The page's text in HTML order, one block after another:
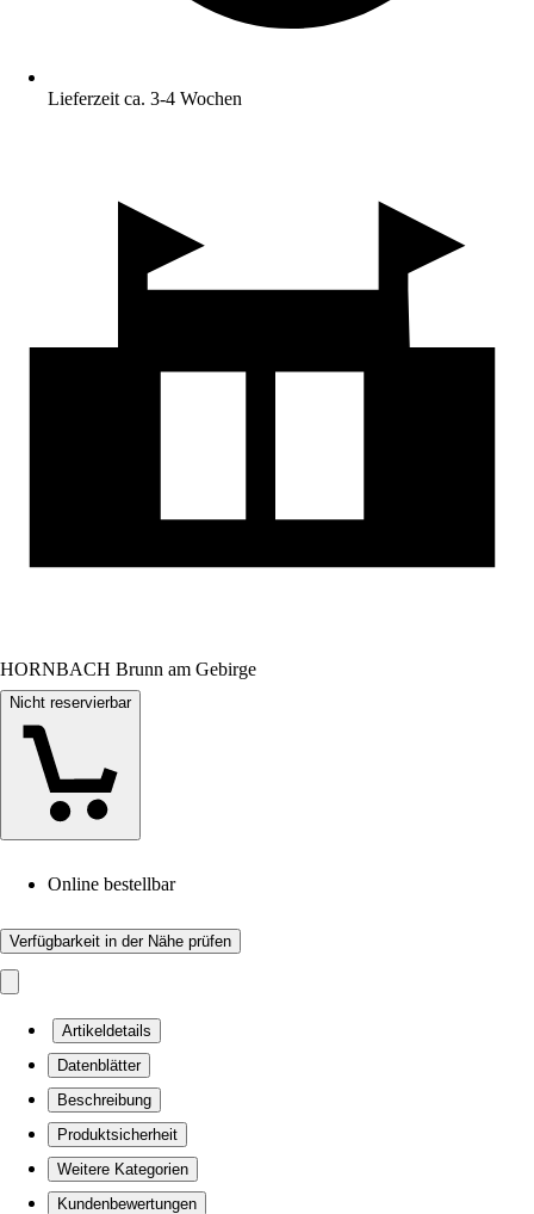
Lieferzeit ca. 3-4 Wochen
HORNBACH Brunn am Gebirge
Nicht reservierbar
Online bestellbar
Verfügbarkeit in der Nähe prüfen
Artikeldetails
Datenblätter
Beschreibung
Produktsicherheit
Weitere Kategorien
Kundenbewertungen